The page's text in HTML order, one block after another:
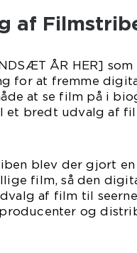
af
ÅR HER]
for at fremme
at se film på i
et bredt udvalg af
blev der gjort
film, så den
af film til
og